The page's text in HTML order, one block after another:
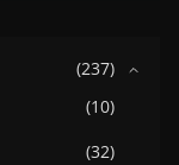
(237)
(10)
(32)